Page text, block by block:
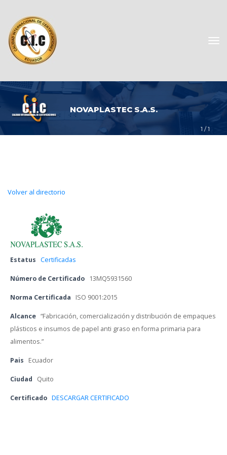
1 / 1
NOVAPLASTEC S.A.S.
Volver al directorio
Estatu Certificada
Número de Certificado 13MQ5931560
Norma Certificada ISO 9001:2015
Alcance “Fabricación, comercialización y distribución de empaques
plásticos e insumos de papel anti graso en forma primaria para
alimentos.”
Pai Ecuador
Ciudad Quito
Certificado DESCARGAR CERTIFICADO